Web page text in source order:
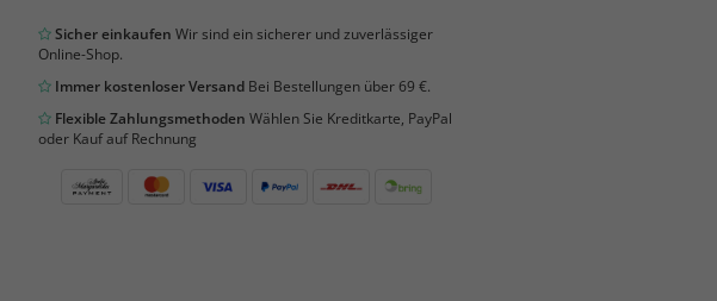
Sicher einkaufen Wir sind ein sicherer und zuverlässiger
Online-Shop.
Immer kostenloser VersandBei Bestellungen über 69 €.
Flexible Zahlungsmethoden Wählen Sie Kreditkarte, PayPal
oder Kauf auf Rechnung